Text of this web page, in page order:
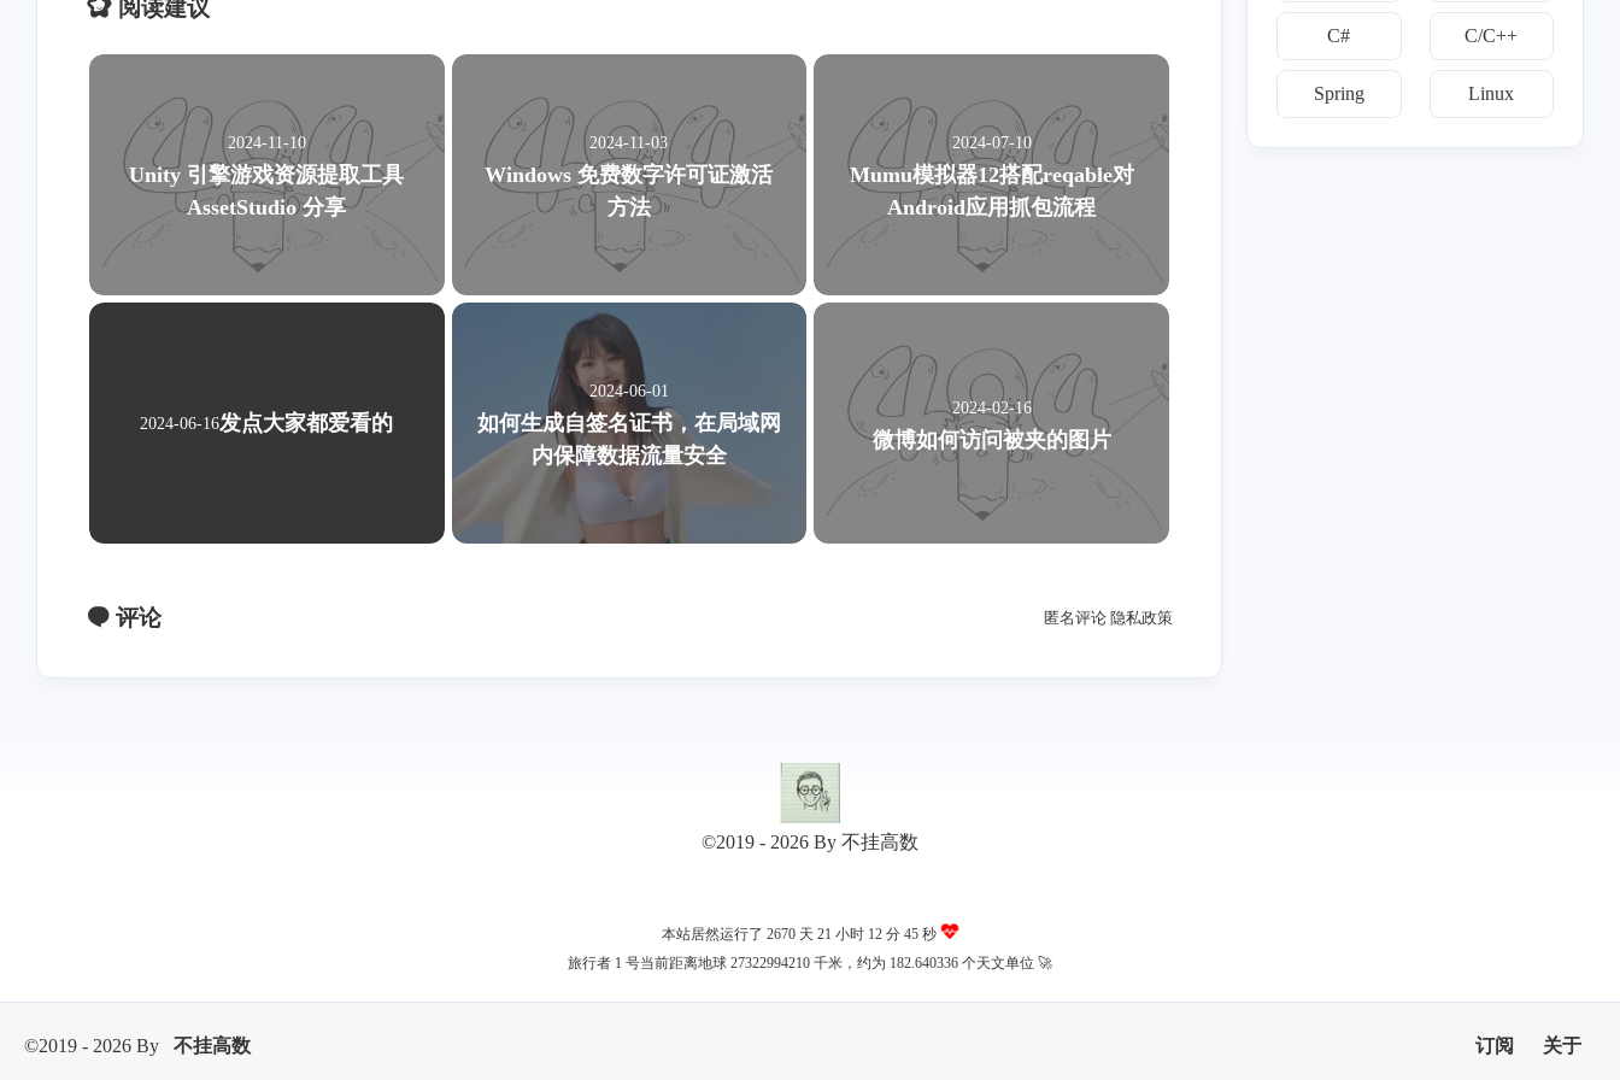
1篇 1篇 1篇
十月 2021
篇
九月 2021
3篇
五月 2021
1篇
八月 2020
2篇
四月 2020
5篇
微信
阅读建议
2024-11-10
Unity 引擎游戏资源提取工具
AssetStudio 分享
2024-11-03
Windows 免费数字许可证激活
方法
2024-07-10
Mumu模拟器12搭配reqable对
Android应用抓包流程
2024-06-16发点大家都爱看的
2024-06-01
如何生成自签名证书，在局域网
内保障数据流量安全
2024-02-16
微博如何访问被夹的图片
评论 匿名评论 隐私政策
C# C/C++
Spring Linux
©2019 - 2026 By 不挂高数
本站居然运行了 2670 天 21 小时 12 分 45 秒
旅行者 1 号当前距离地球 27322994210 千米，约为 182.640336 个天文单位 🚀
©2019 - 2026 By 不挂高数 订阅 关于